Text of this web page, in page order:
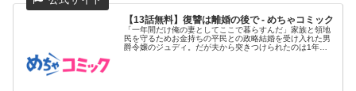
【13話無料】復讐は離婚の後で - めちゃコミック
「一年間だけ俺の妻としてここで暮らすんだ」家族と領地
民を守るためお金持ちの平民との政略結婚を受け入れた男
爵令嬢のジュディ。だが夫から突きつけられたのは1年後